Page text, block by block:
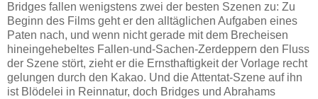
Bridges fallen wenigstens zwei der besten Szenen zu: Zu
Beginn des Films geht er den alltäglichen Aufgaben eines
Paten nach, und wenn nicht gerade mit dem Brecheisen
hineingehebeltes Fallen-und-Sachen-Zerdeppern den Fluss
der Szene stört, zieht er die Ernsthaftigkeit der Vorlage recht
gelungen durch den Kakao. Und die Attentat-Szene auf ihn
ist Blödelei in Reinnatur, doch Bridges und Abrahams